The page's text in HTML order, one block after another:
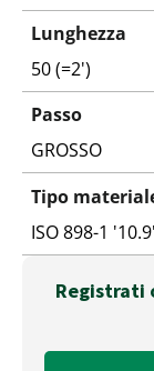
Lunghezza
50 (=2')
Passo
GROSSO
Tipo
ISO 898-1 '10.9'
Registrati